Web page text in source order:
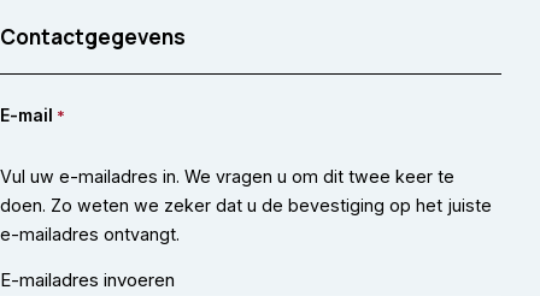
Contactgegevens
E-mail *
Vul uw e-mailadres in. We vragen u om dit twee keer te
doen. Zo weten we zeker dat u de bevestiging op het juiste
e-mailadres ontvangt.
E-mailadres invoeren